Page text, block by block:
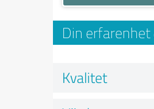
Din
Kvalitet